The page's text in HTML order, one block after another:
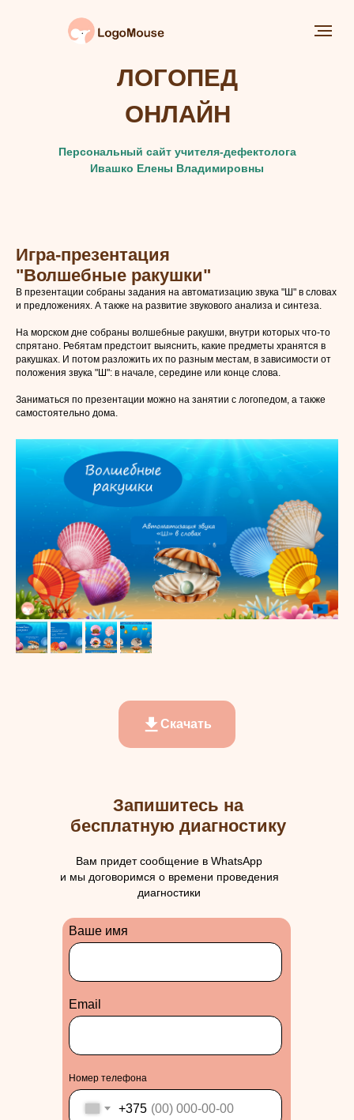
ЛОГОПЕД
ОНЛАЙН
Персональный сайт учителя-дефектолога
Ивашко Елены Владимировны
Игра-презентация
"Волшебные ракушки"
В презентации собраны задания на автоматизацию звука "Ш" в словах
и предложениях. А также на развитие звукового анализа и синтеза.
На морском дне собраны волшебные ракушки, внутри которых что-то
спрятано. Ребятам предстоит выяснить, какие предметы хранятся в
ракушках. И потом разложить их по разным местам, в зависимости от
положения звука "Ш": в начале, середине или конце слова.
Заниматься по презентации можно на занятии с логопедом, а также
самостоятельно дома.
Скачать
Запишитесь на
бесплатную диагностику
Вам придет сообщение в WhatsApp
и мы договоримся о времени проведения
диагностики
Ваше имя
Еmail
Номер телефона
+375